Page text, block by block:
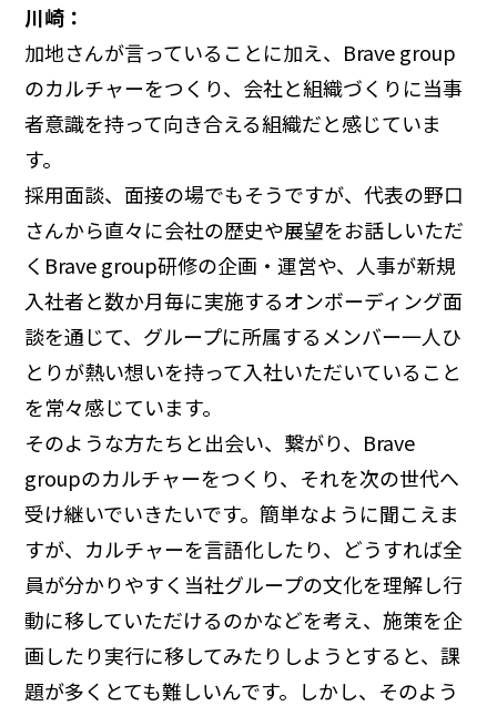
川崎：
加地さんが言っていることに加え、Brave group
のカルチャーをつくり、会社と組織づくりに当事
者意識を持って向き合える組織だと感じていま
す。
採用面談、面接の場でもそうですが、代表の野口
さんから直々に会社の歴史や展望をお話しいただ
くBrave group研修の企画・運営や、人事が新規
入社者と数か月毎に実施するオンボーディング面
談を通じて、グループに所属するメンバー一人ひ
とりが熱い想いを持って入社いただいていること
を常々感じています。
そのような方たちと出会い、繋がり、Brave
groupのカルチャーをつくり、それを次の世代へ
受け継いでいきたいです。簡単なように聞こえま
すが、カルチャーを言語化したり、どうすれば全
員が分かりやすく当社グループの文化を理解し行
動に移していただけるのかなどを考え、施策を企
画したり実行に移してみたりしようとすると、課
題が多くとても難しいんです。しかし、そのよう